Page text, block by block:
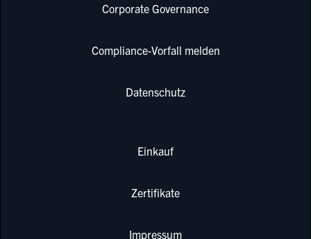
Corporate Governance
Compliance-Vorfall melden
Datenschutz
Einkauf
Zertifikate
Impressum